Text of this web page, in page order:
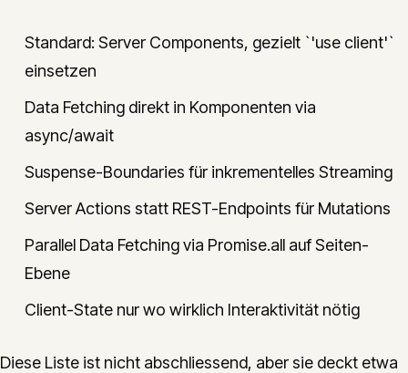
Standard: Server Components, gezielt `'use client'`
einsetzen
Data Fetching direkt in Komponenten via
async/await
Suspense-Boundaries für inkrementelles Streaming
Server Actions statt REST-Endpoints für Mutations
Parallel Data Fetching via Promise.all auf Seiten-
Ebene
Client-State nur wo wirklich Interaktivität nötig
Diese Liste ist nicht abschliessend, aber sie deckt etwa